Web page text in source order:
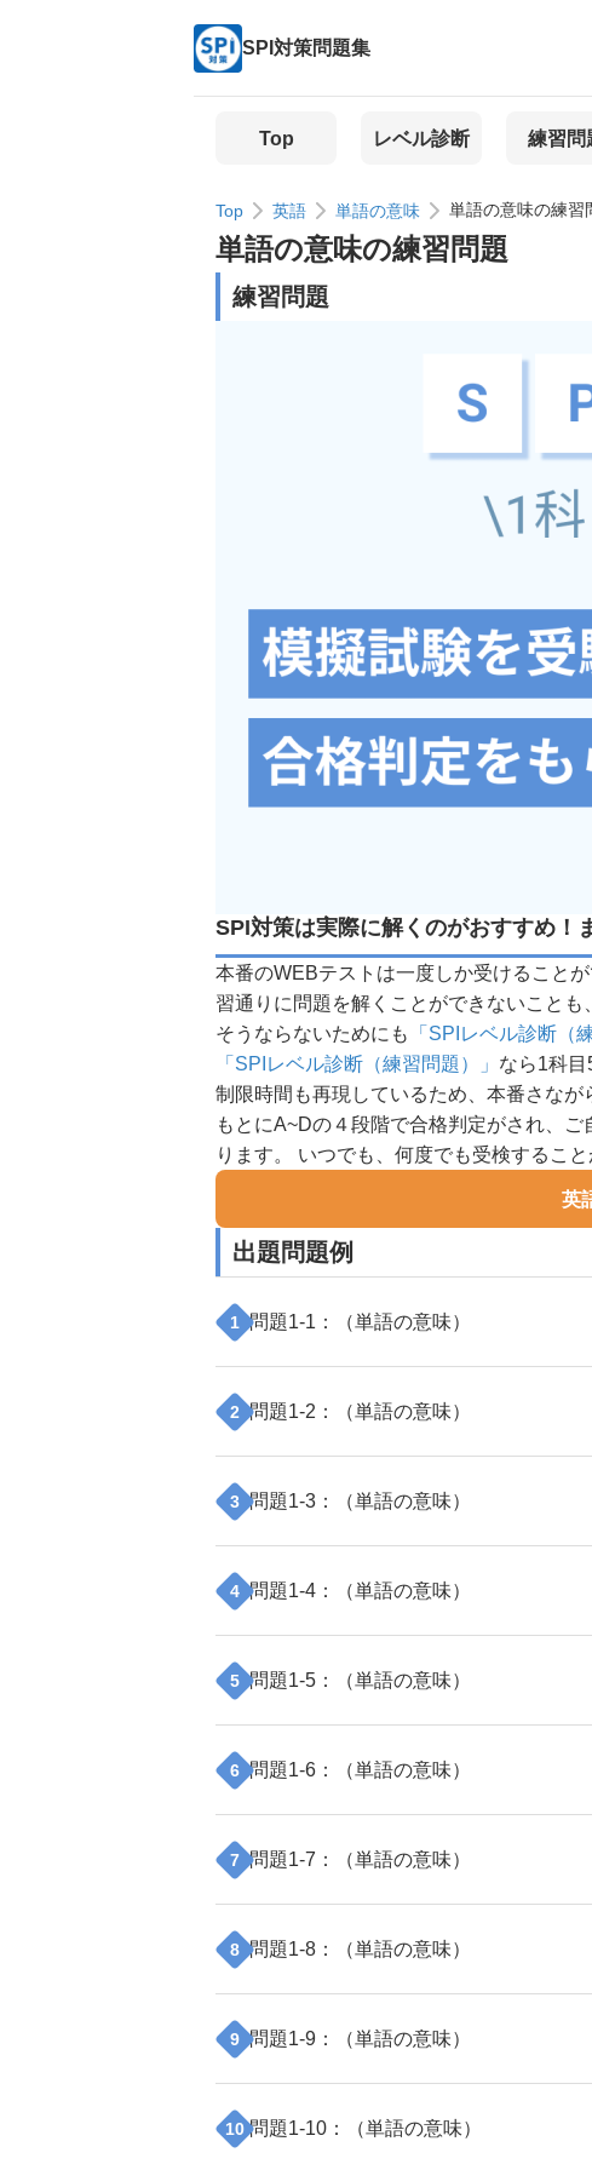
SPI対策問題集
Top レベル診断 練習問
Top 英語 単語の意味 単語の意味の練習
単語の意味の練習問題
練習問題
SPI対策は実際に解くのがおすすめ！
本番のWEBテストは一度しか受けること
習通りに問題を解くことができないことも
そうならないためにも
「SPIレベル診断（
「SPIレベル診断（練習問題）」 なら1科目
制限時間も再現しているため、本番さな
もとにA~Dの４段階で合格判定がされ、
ります。 いつでも、何度でも受検するこ
英
出題問題例
1 問題1-1 ：（単語の意味）
2 問題1-2 ：（単語の意味）
3 問題1-3 ：（単語の意味）
4 問題1-4 ：（単語の意味）
5 問題1-5 ：（単語の意味）
6 問題1-6 ：（単語の意味）
7 問題1-7 ：（単語の意味）
8 問題1-8 ：（単語の意味）
9 問題1-9 ：（単語の意味）
10 問題1-10 ：（単語の意味）